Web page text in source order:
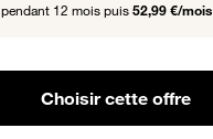
pendant 12 mois puis 52,99 €/mois
Choisir cette offre